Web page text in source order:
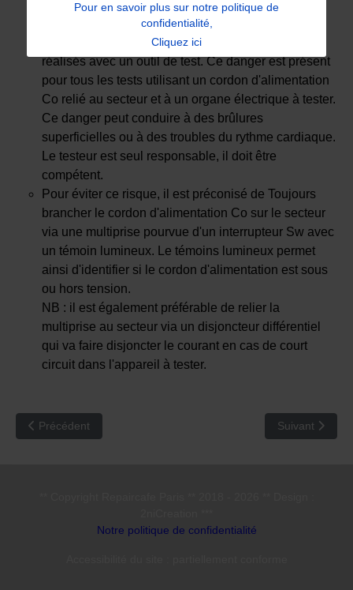
Le risque d'électrisation peut survenir lors de tests
réalisés avec un outil de test. Ce danger est présent
pour tous les tests utilisant un cordon d'alimentation
Co relié au secteur et à un organe électrique à tester.
Ce danger peut conduire à des brûlures
superficielles ou à des troubles du rythme cardiaque.
Le testeur est seul responsable, il doit être
compétent.
Pour éviter ce risque, il est préconisé de Toujours
brancher le cordon d'alimentation Co sur le secteur
via une multiprise pourvue d'un interrupteur Sw avec
un témoin lumineux. Le témoins lumineux permet
ainsi d'identifier si le cordon d'alimentation est sous
ou hors tension.
NB : il est également préférable de relier la
multiprise au secteur via un disjoncteur différentiel
qui va faire disjoncter le courant en cas de court
circuit dans l'appareil à tester.
Article précédent : RCE 03 : Le risque de blessure par les
Précédent Article suivant
Suivant
Notre politique de confidentialité
Pour en savoir plus sur notre politique de
confidentialité,
Cliquez ici